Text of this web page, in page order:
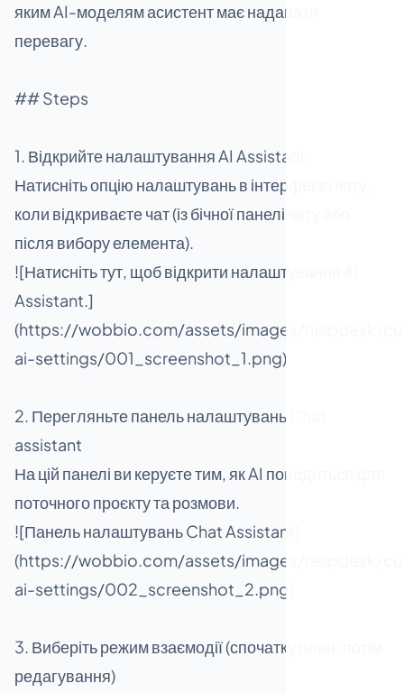
яким AI-моделям асистент має надавати
перевагу.
## Steps
1. Відкрийте налаштування AI Assistant
Натисніть опцію налаштувань в інтерфейсі чату,
коли відкриваєте чат (із бічної панелі чату або
після вибору елемента).
![Натисніть тут, щоб відкрити налаштування AI
Assistant.]
(https://wobbio.com/assets/images/helpdesk/
ai-settings/001_screenshot_1.png)
2. Перегляньте панель налаштувань Chat
assistant
На цій панелі ви керуєте тим, як AI поводиться для
поточного проєкту та розмови.
![Панель налаштувань Chat Assistant]
(https://wobbio.com/assets/images/helpdesk/
ai-settings/002_screenshot_2.png)
3. Виберіть режим взаємодії (спочатку план, потім
редагування)